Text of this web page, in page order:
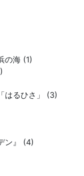
の海 (1)
はるひさ」 (3)
ン』 (4)